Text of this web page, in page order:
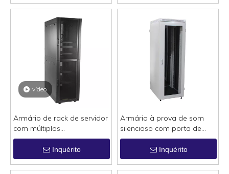
portas de malha ARC
vídeo
Armário de rack de servidor
com múltiplos
compartimentos de 19'
usado para sala de dados
Inquérito
Armário à prova de som
silencioso com porta de
vidro de 19 'com isolamento
de algodãoInquérito